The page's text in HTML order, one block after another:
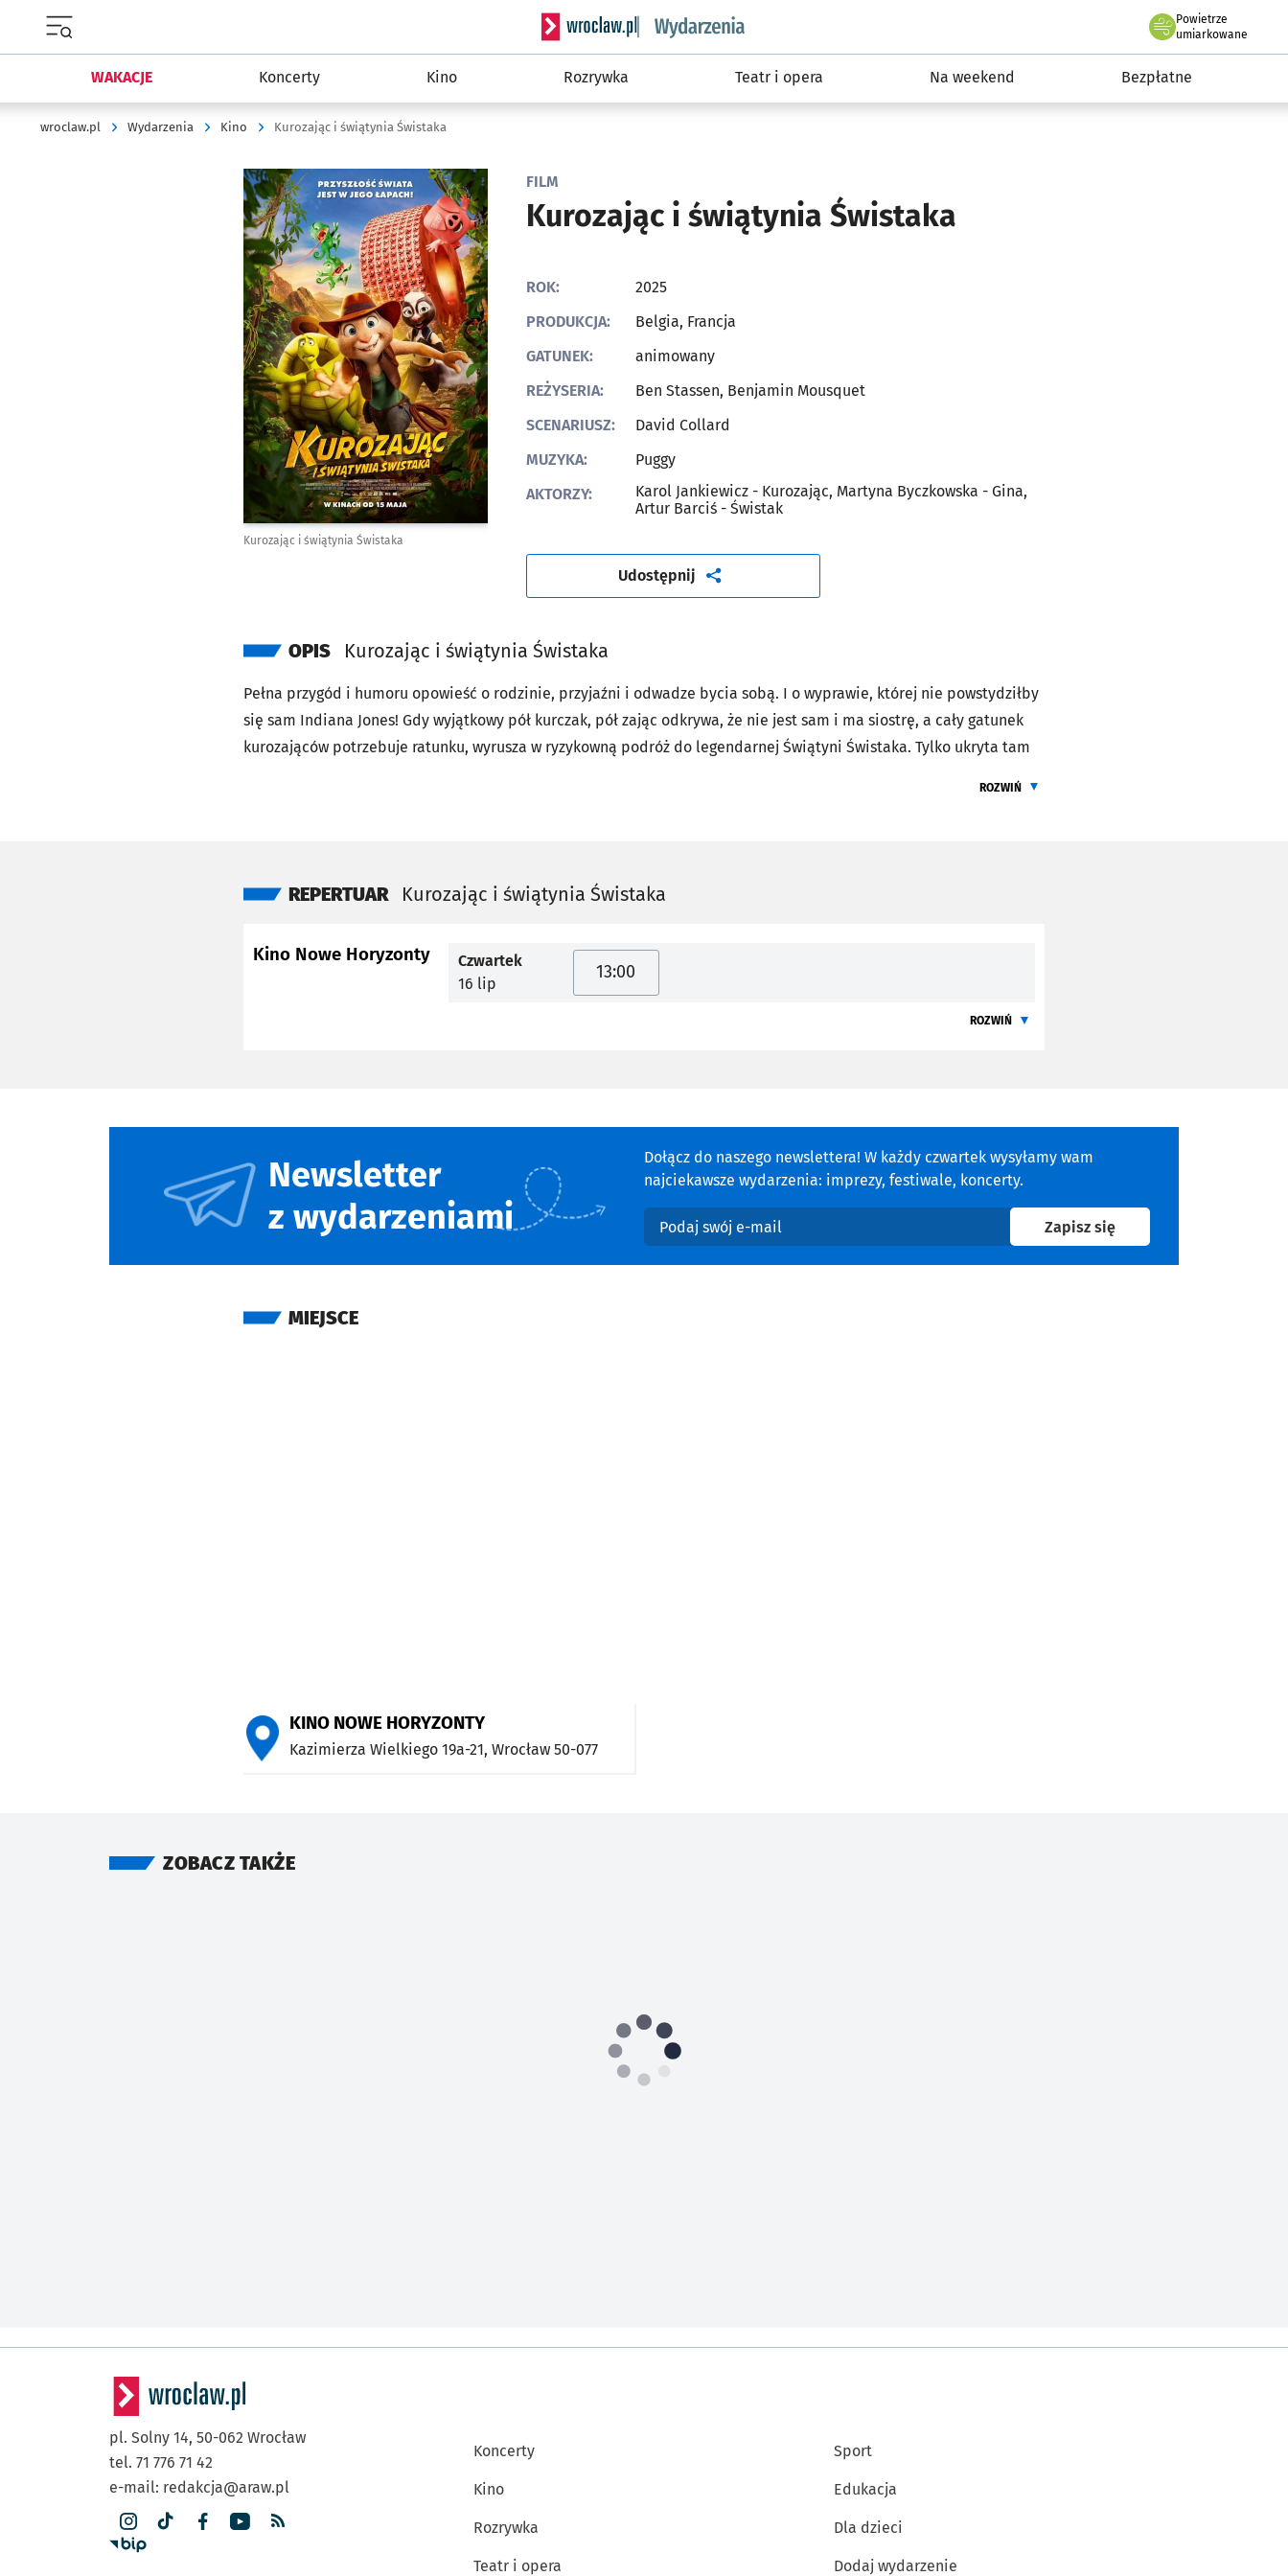
Serwis informacyjny wroclaw.pl podserwis: Wydarzenia
Powietrze
we Wrocławiu
umiarkowane
WAKACJE Koncerty Kino Rozrywka Teatr i opera Na weekend Bezpłatne
wroclaw.pl Wydarzenia Kino Kurozając i świątynia Świstaka
FILM
Kurozając i świątynia Świstaka
Kliknij, aby powiększyć
Kurozając i świątynia Świstaka
ROK:
2025
PRODUKCJA:
Belgia, Francja
GATUNEK:
animowany
REŻYSERIA:
Ben Stassen, ‍Benjamin Mousquet
SCENARIUSZ:
David Collard
MUZYKA:
Puggy
AKTORZY:
Karol Jankiewicz - Kurozając, Martyna Byczkowska - Gina,
Artur Barciś - Świstak
Udostępnijartykuł
OPIS Kurozając i świątynia Świstaka
Pełna przygód i humoru opowieść o rodzinie, przyjaźni i odwadze bycia sobą. I o wyprawie, której nie powstydziłby
się sam Indiana Jones! Gdy wyjątkowy pół kurczak, pół zając odkrywa, że nie jest sam i ma siostrę, a cały gatunek
kurozająców potrzebuje ratunku, wyrusza w ryzykowną podróż do legendarnej Świątyni Świstaka. Tylko ukryta tam
ROZWIŃ
REPERTUAR Kurozając i świątynia Świstaka
Kino Nowe Horyzonty
Czwartek
16 lip
13:00
ROZWIŃ
Newsletter
z wydarzeniami
Dołącz do naszego newslettera! W każdy czwartek wysyłamy wam
najciekawsze wydarzenia: imprezy, festiwale, koncerty.
Podaj swój e-mail
Zapisz sięna newsletter
MIEJSCE
KINO NOWE HORYZONTY
Kazimierza Wielkiego 19a-21, Wrocław 50-077
ZOBACZ TAKŻE
pl. Solny 14, 50-062 Wrocław
tel. 71 776 71 42
e-mail: redakcja@araw.pl
Koncerty
Kino
Rozrywka
Teatr i opera
Sport
Edukacja
Dla dzieci
Dodaj wydarzenie